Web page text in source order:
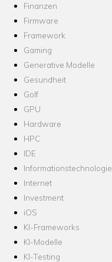
Finanzen
Firmware
Framework
Gaming
Generative Modelle
Gesundheit
Golf
GPU
Hardware
HPC
IDE
Informationstechnologie
Internet
Investment
iOS
KI-Frameworks
KI-Modelle
KI-Testing